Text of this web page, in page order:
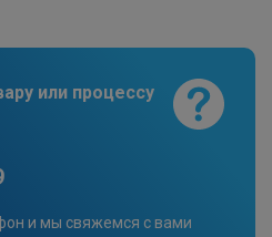
фаркопа TowRus
Duster -7pin
или процессу
и мы свяжемся с вами